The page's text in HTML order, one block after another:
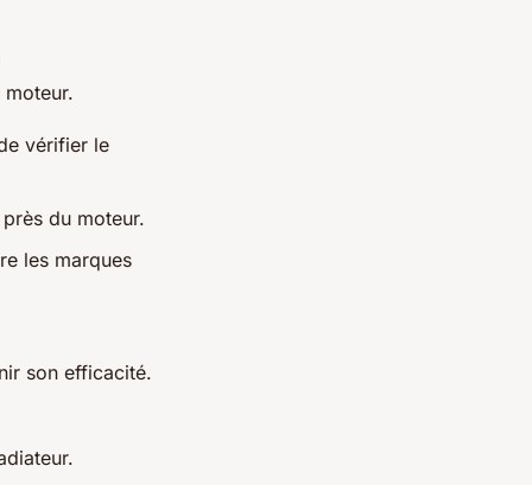
vérifier le
du moteur.
les marques
son efficacité.